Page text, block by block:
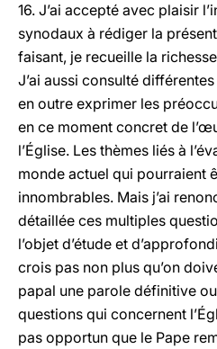
16. J’ai accepté avec plaisir
synodaux à rédiger la
faisant, je recueille la
J’ai aussi consulté
en outre exprimer les
en ce moment concret de
l’Église. Les thèmes liés à
monde actuel qui pourraient
innombrables. Mais j’ai
détaillée ces multiples
l’objet d’étude et
crois pas non plus qu’on
papal une parole définitive
questions qui concernent
pas opportun que le Pape